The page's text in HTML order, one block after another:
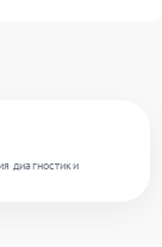
диагностики